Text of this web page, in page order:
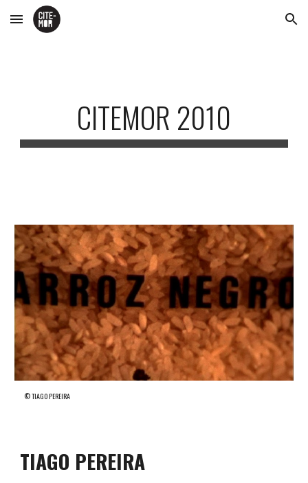
Skip to main content Skip to navigation
CITEMOR 2010
©TIAGO PEREIRA
TIAGO PEREIRA